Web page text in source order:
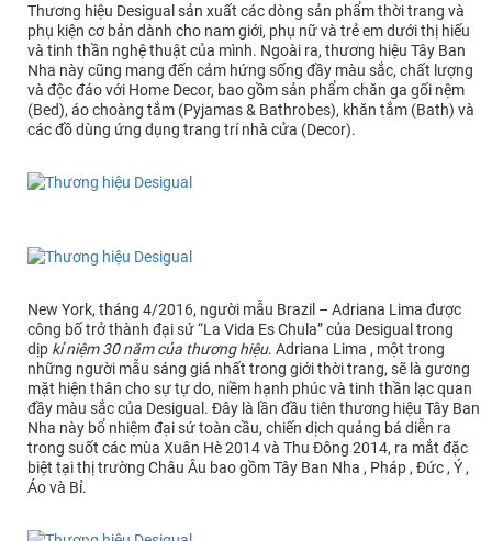
Thương hiệu Desigual sản xuất các dòng sản phẩm thời trang và
phụ kiện cơ bản dành cho nam giới, phụ nữ và trẻ em dưới thị hiếu
và tinh thần nghệ thuật của mình. Ngoài ra, thương hiệu Tây Ban
Nha này cũng mang đến cảm hứng sống đầy màu sắc, chất lượng
và độc đáo với Home Decor, bao gồm sản phẩm chăn ga gối nệm
(Bed), áo choàng tắm (Pyjamas & Bathrobes), khăn tắm (Bath) và
các đồ dùng ứng dụng trang trí nhà cửa (Decor).
New York, tháng 4/2016, người mẫu Brazil – Adriana Lima được
công bố trở thành đại sứ “La Vida Es Chula” của Desigual trong
dịp kỉ niệm 30 năm của thương hiệu. Adriana Lima , một trong
những người mẫu sáng giá nhất trong giới thời trang, sẽ là gương
mặt hiện thân cho sự tự do, niềm hạnh phúc và tinh thần lạc quan
đầy màu sắc của Desigual. Đây là lần đầu tiên thương hiệu Tây Ban
Nha này bổ nhiệm đại sứ toàn cầu, chiến dịch quảng bá diễn ra
trong suốt các mùa Xuân Hè 2014 và Thu Đông 2014, ra mắt đặc
biệt tại thị trường Châu Âu bao gồm Tây Ban Nha , Pháp , Đức , Ý ,
Áo và Bỉ.